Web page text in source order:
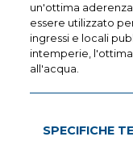
un'ottima
essere utilizzato
ingressi e locali
intemperie,
all'acqua.
SPECIFICHE